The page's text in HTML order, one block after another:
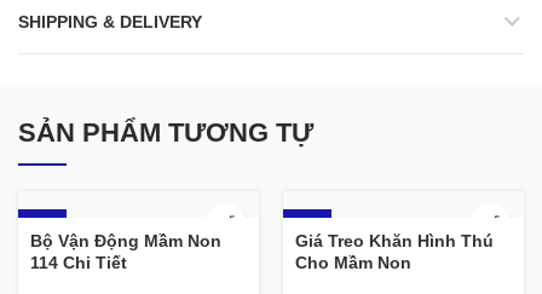
SHIPPING & DELIVERY
SẢN PHẨM TƯƠNG TỰ
-12%
Bộ Vận Động Mầm Non
114 Chi Tiết
-13%
Giá Treo Khăn Hình Thú
Cho Mầm Non